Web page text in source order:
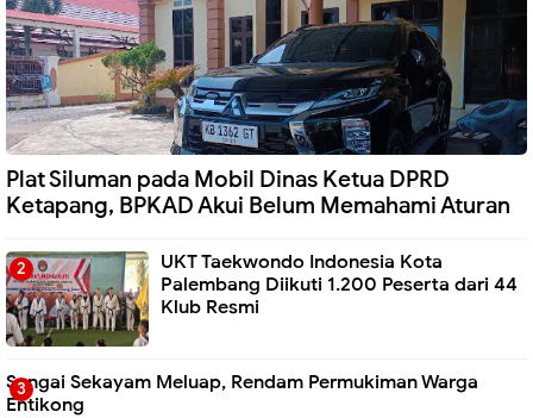
Plat Siluman pada Mobil Dinas Ketua DPRD
Ketapang, BPKAD Akui Belum Memahami Aturan
UKT Taekwondo Indonesia Kota
Palembang Diikuti 1.200 Peserta dari 44
Klub Resmi
Sungai Sekayam Meluap, Rendam Permukiman Warga
Entikong